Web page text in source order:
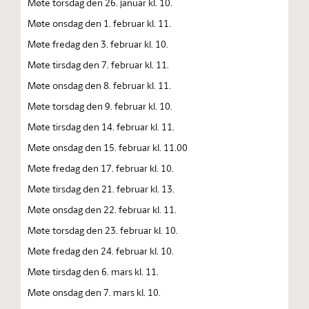
Møte onsdag den 1. februar kl. 11.
Møte fredag den 3. februar kl. 10.
Møte tirsdag den 7. februar kl. 11.
Møte onsdag den 8. februar kl. 11.
Møte torsdag den 9. februar kl. 10.
Møte tirsdag den 14. februar kl. 11.
Møte onsdag den 15. februar kl. 11.00
Møte fredag den 17. februar kl. 10.
Møte tirsdag den 21. februar kl. 13.
Møte onsdag den 22. februar kl. 11.
Møte torsdag den 23. februar kl. 10.
Møte fredag den 24. februar kl. 10.
Møte tirsdag den 6. mars kl. 11.
Møte onsdag den 7. mars kl. 10.